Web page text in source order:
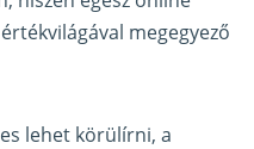
megegyező
lehet körülírni, a